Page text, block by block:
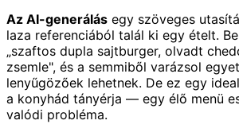
Az AI-generálás egy szöveges
laza referenciából talál ki egy ételt.
„szaftos dupla sajtburger, olvadt
zsemle", és a semmiből varázsol
lenyűgözőek lehetnek. De ez egy
a konyhád tányérja — egy élő menü
valódi probléma.